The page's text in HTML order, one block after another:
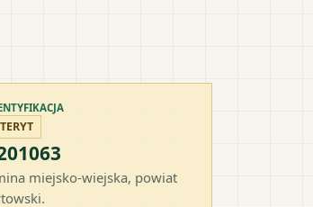
TERYT
miejsko-wiejska, powiat
.